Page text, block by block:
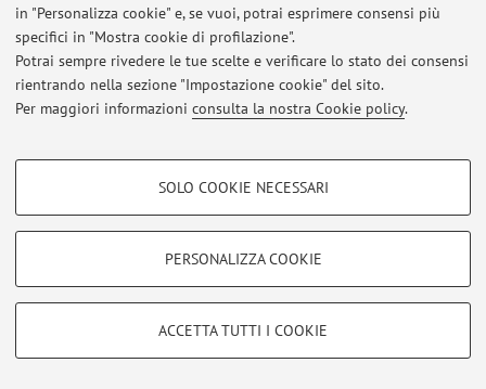
in "Personalizza cookie" e, se vuoi, potrai esprimere consensi più
specifici in "Mostra cookie di profilazione".
Potrai sempre rivedere le tue scelte e verificare lo stato dei consensi
rientrando nella sezione "Impostazione cookie" del sito.
Per maggiori informazioni consulta la nostra Cookie policy.
COOKIE DI PROFILAZIONE - FACOLTATIVI
COOKIE TECNICI - NECESSARI
Si tratta di cookie tecnici utilizzati, a titolo esemplificativo, per il corretto
SOLO COOKIE NECESSARI
PERSONALIZZA COOKIE
ACCETTA TUTTI I COOKIE
Ultimi avvisi
Al momento non sono presenti avvisi.
Accedi tramiteloginper gestire tutti i contenuti del sito.
© 2026 - ALMA MATER STUDIORUM - Università di Bologna - Via
|Note legali|Impostazioni Cookie